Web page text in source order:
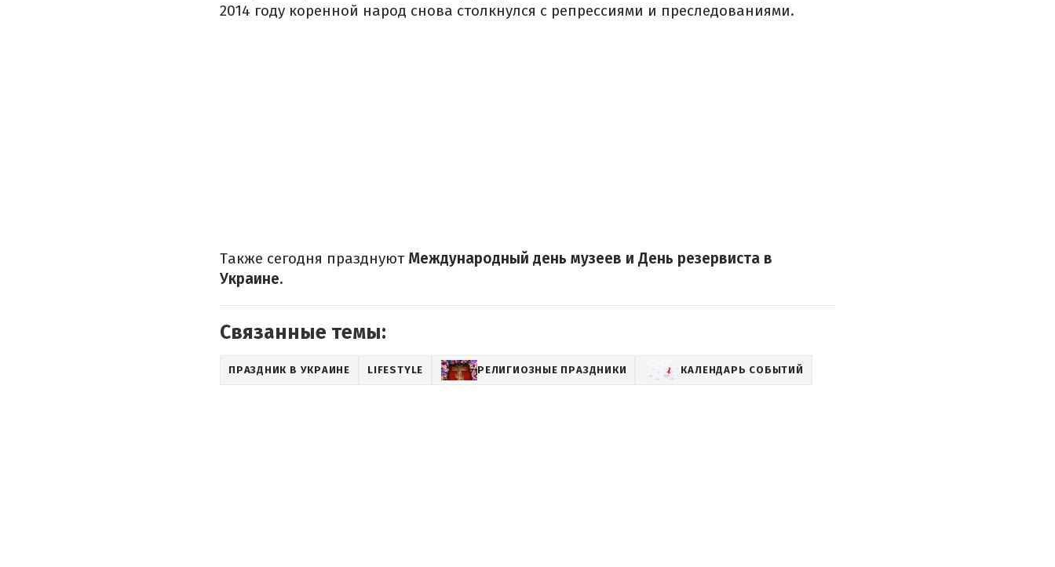
2014 году коренной народ снова столкнулся с репрессиями и преследованиями.
Также сегодня празднуют Международный день музеев и День резервиста в
Украине.
Связанные темы:
ПРАЗДНИК В УКРАИНЕ LIFESTYLE РЕЛИГИОЗНЫЕ ПРАЗДНИКИ КАЛЕНДАРЬ СОБЫТИЙ